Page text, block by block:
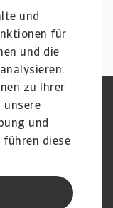
und
für
und die
zu Ihrer
unsere
und
führen diese
Nutzung